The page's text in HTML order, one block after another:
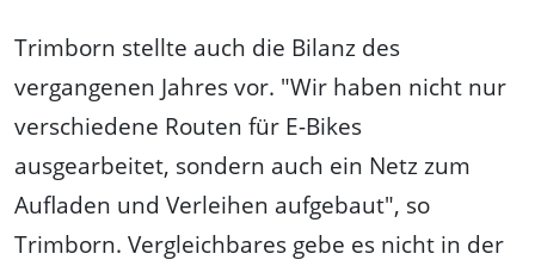
Trimborn stellte auch die Bilanz des
vergangenen Jahres vor. "Wir haben nicht nur
verschiedene Routen für E-Bikes
ausgearbeitet, sondern auch ein Netz zum
Aufladen und Verleihen aufgebaut", so
Trimborn. Vergleichbares gebe es nicht in der